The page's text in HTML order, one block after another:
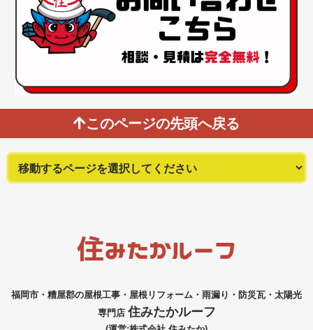
このページの先頭へ戻る
福岡市・糟屋郡の屋根工事・屋根リフォーム・雨漏り・防災瓦・太陽光
専門店 住みたかルーフ